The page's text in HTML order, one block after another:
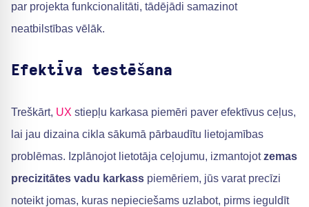
par projekta funkcionalitāti, tādējādi samazinot
neatbilstības vēlāk.
Efektīva testēšana
Treškārt, UX stiepļu karkasa piemēri paver efektīvus ceļus,
lai jau dizaina cikla sākumā pārbaudītu lietojamības
problēmas. Izplānojot lietotāja ceļojumu, izmantojotzemas
precizitātes vadu karkass piemēriem, jūs varat precīzi
noteikt jomas, kuras nepieciešams uzlabot, pirms ieguldīt